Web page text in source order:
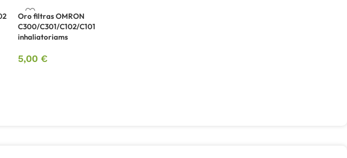
Oro filtras OMRON
C300/C301/C102/C101
inhaliatoriams
5,00 €